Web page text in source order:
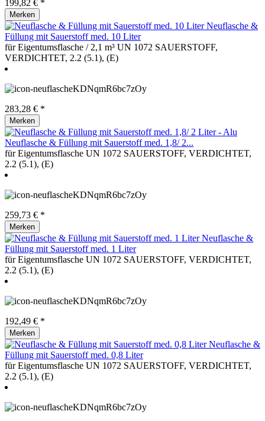
199,82 € *
Merken
Neuflasche &
Füllung mit Sauerstoff med. 10 Liter
für Eigentumsflasche / 2,1 m³ UN 1072 SAUERSTOFF,
VERDICHTET, 2.2 (5.1), (E)
283,28 € *
Merken
Neuflasche & Füllung mit Sauerstoff med. 1,8/ 2...
für Eigentumsflasche UN 1072 SAUERSTOFF, VERDICHTET,
2.2 (5.1), (E)
259,73 € *
Merken
Neuflasche &
Füllung mit Sauerstoff med. 1 Liter
für Eigentumsflasche UN 1072 SAUERSTOFF, VERDICHTET,
2.2 (5.1), (E)
192,49 € *
Merken
Neuflasche &
Füllung mit Sauerstoff med. 0,8 Liter
für Eigentumsflasche UN 1072 SAUERSTOFF, VERDICHTET,
2.2 (5.1), (E)